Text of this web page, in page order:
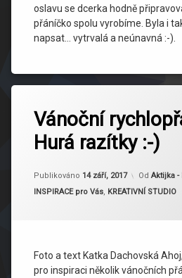
oslavu se dcerka hodně
přáníčko spolu vyrobíme. Byla i
napsat… vytrvalá a neúnavná :-).
Vánoční
Hurá razítky :-)
Publikováno 14 září, 2017 Od Aktijka -
Kategorie:
INSPIRACE pro Vás, KREATIVNÍ STUDIO
Foto a text Katka Dachovská
pro inspiraci několik vánočních